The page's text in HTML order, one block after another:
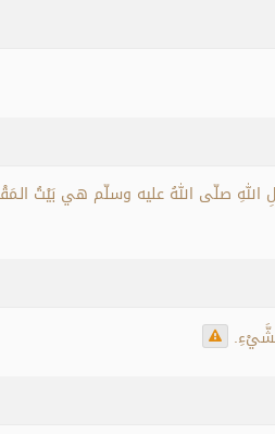
اللهِ صلّى اللهُ عليه وسلّم هي بَيْتُ